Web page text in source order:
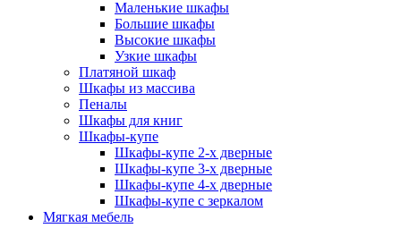
Маленькие шкафы
Большие шкафы
Высокие шкафы
Узкие шкафы
Платяной шкаф
Шкафы из массива
Пеналы
Шкафы для книг
Шкафы-купе
Шкафы-купе 2-х дверные
Шкафы-купе 3-х дверные
Шкафы-купе 4-х дверные
Шкафы-купе с зеркалом
Мягкая мебель